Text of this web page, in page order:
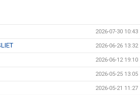
2026-07-30 10:43
2026-06-26 13:32
2026-06-12 19:10
2026-05-25 13:05
2026-05-21 11:27